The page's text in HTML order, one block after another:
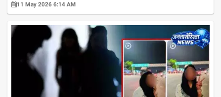
11 May 2026 6:14 AM